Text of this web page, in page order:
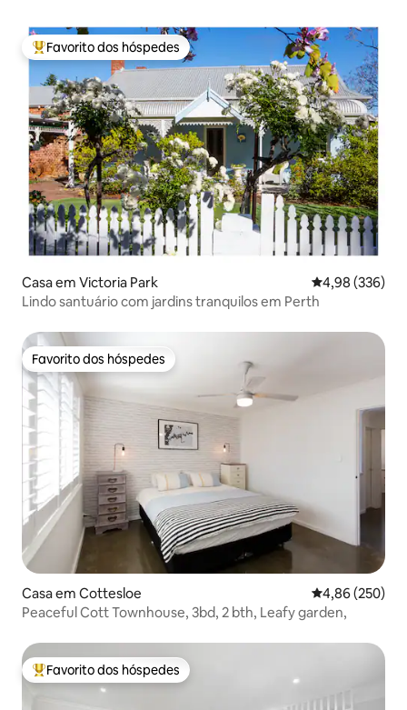
Favoritos dos hóspedes mais apreciados
Favorito dos hóspedes
Casa em Victoria Park Classificação
4,98 (336)
Lindo santuário com jardins tranquilos em Perth
Favorito dos hóspedes
Favorito dos hóspedes
Casa em Cottesloe Classificação
4,86 (250)
Peaceful Cott Townhouse, 3bd, 2 bth, Leafy garden,
Favoritos dos hóspedes mais apreciados
Favorito dos hóspedes